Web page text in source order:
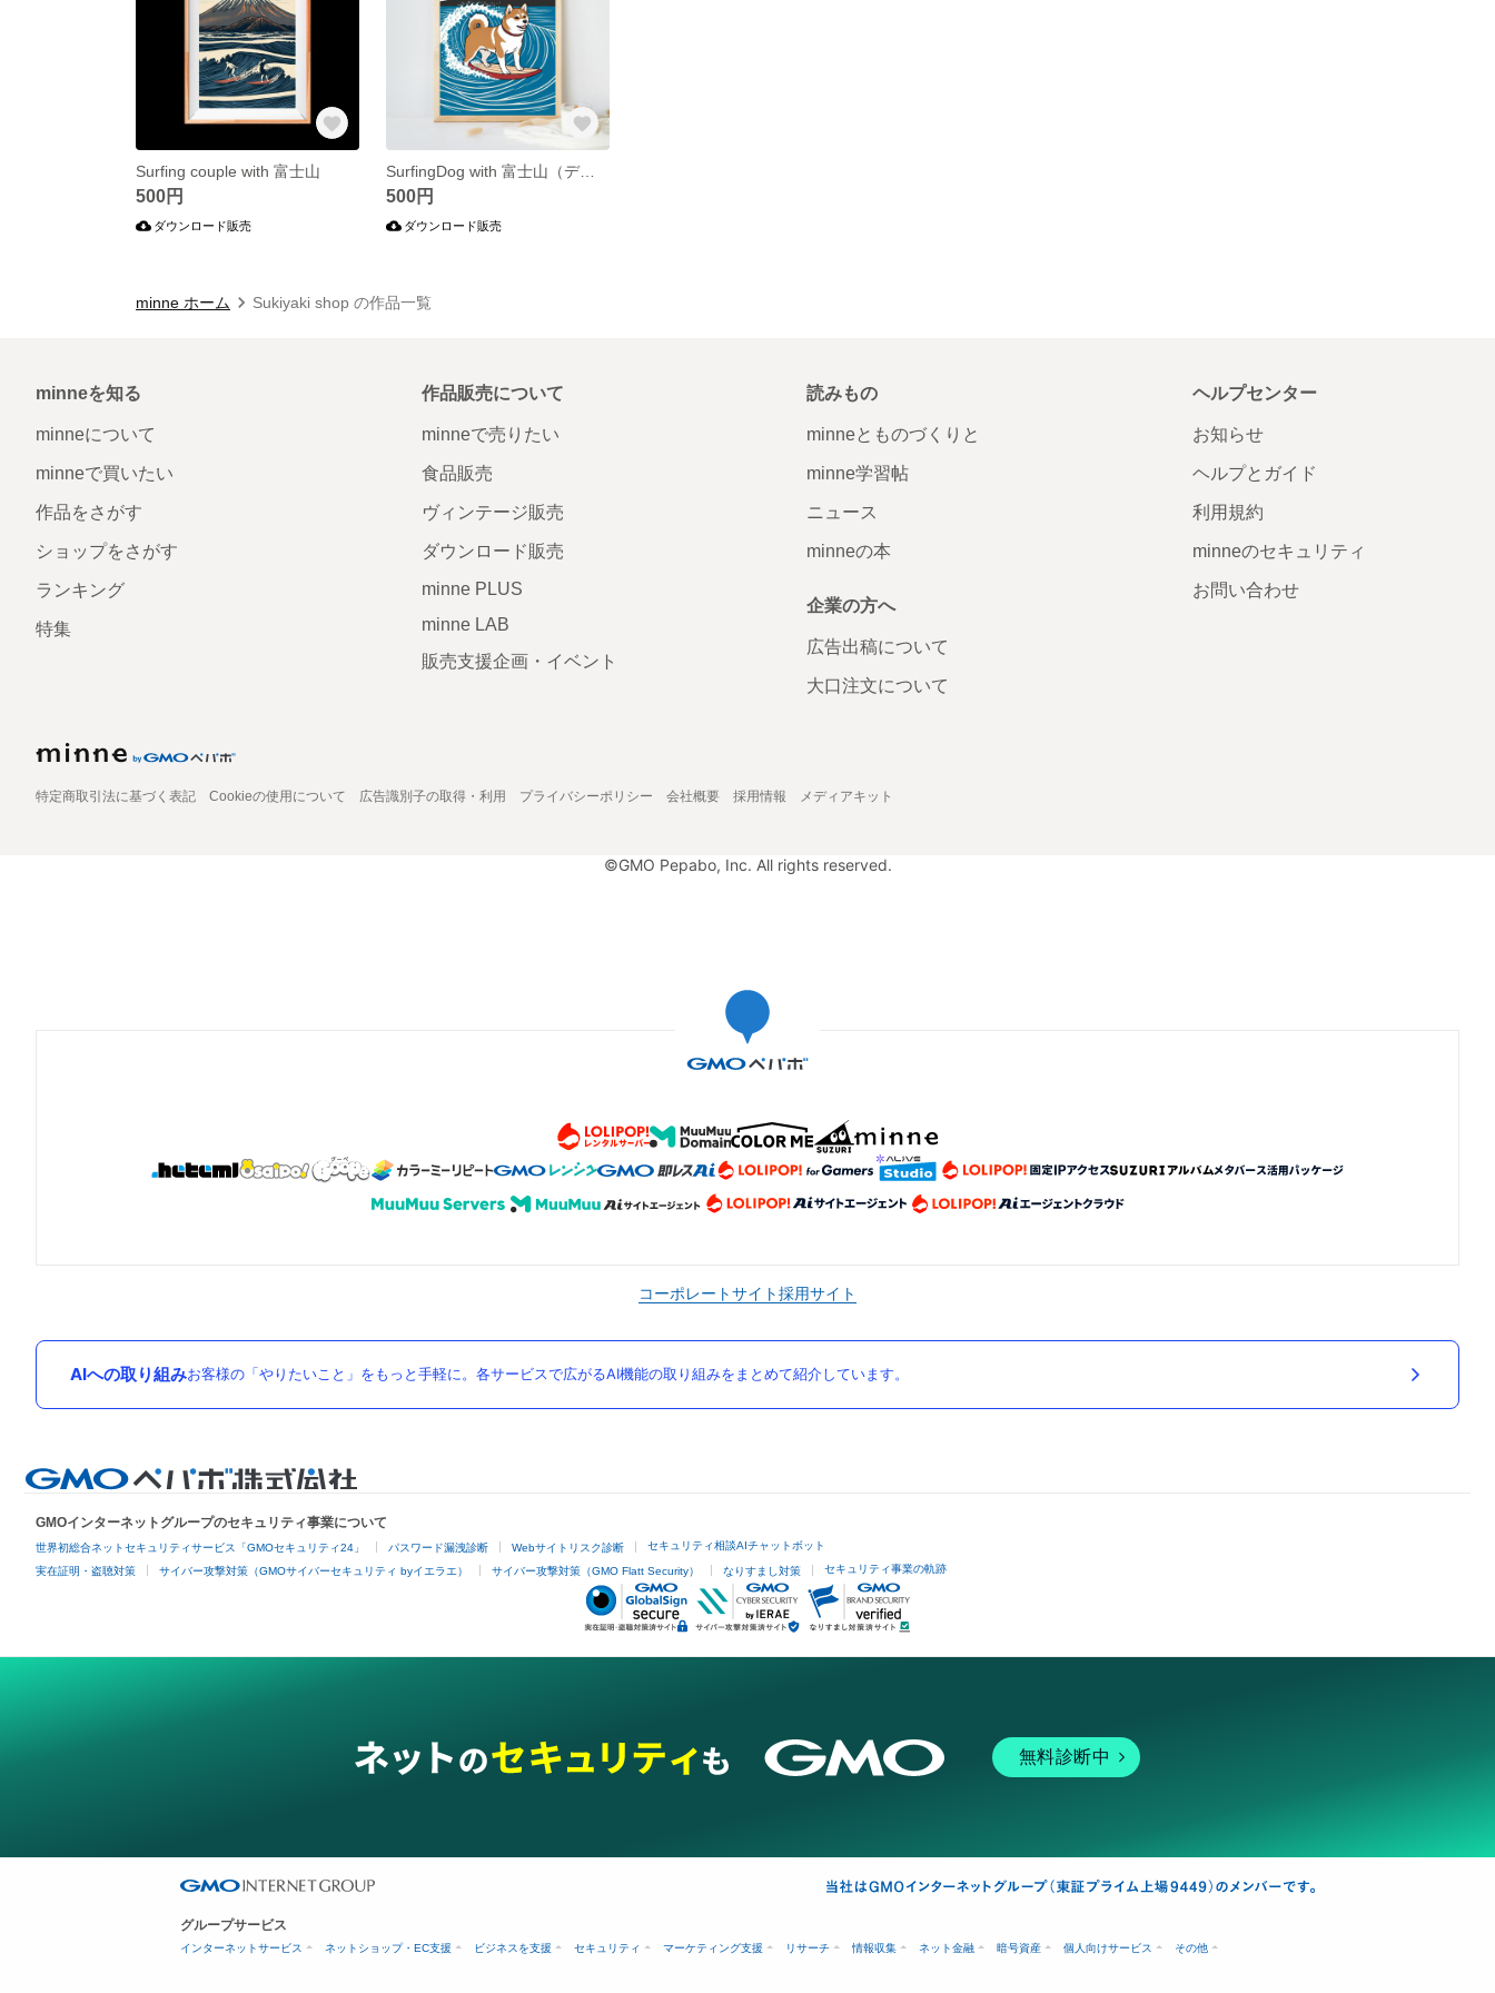
Surfing couple with 富士山
500円
ダウンロード販売
SurfingDog with 富士山（データ販売)
500円
ダウンロード販売
minne ホーム Sukiyaki shop の作品一覧
minneを知る
minneについて
minneで買いたい
作品をさがす
ショップをさがす
ランキング
特集
作品販売について
minneで売りたい
食品販売
ヴィンテージ販売
ダウンロード販売
minne PLUS
minne LAB
販売支援企画・イベント
読みもの
minneとものづくりと
minne学習帖
ニュース
minneの本
企業の方へ
広告出稿について
大口注文について
ヘルプセンター
お知らせ
ヘルプとガイド
利用規約
minneのセキュリティ
お問い合わせ
特定商取引法に基づく表記 Cookieの使用について 広告識別子の取得・利用 プライバシーポリシー 会社概要 採用情報 メディアキット
©GMO Pepabo, Inc. All rights reserved.
コーポレートサイト採用サイト
AIへの取り組みお客様の「やりたいこと」をもっと手軽に。各サービスで広がるAI機能の取り組みをまとめて紹介しています。
GMOインターネットグループのセキュリティ事業について
世界初総合ネットセキュリティサービス「GMOセキュリティ24」 パスワード漏洩診断 Webサイトリスク診断 セキュリティ相談AIチャットボット
実在証明・盗聴対策 サイバー攻撃対策（GMOサイバーセキュリティ byイエラエ） サイバー攻撃対策（GMO Flatt Security） なりすまし対策 セキュリティ事業の軌跡
無料診断中
グループサービス
インターネットサービス ネットショップ・EC支援 ビジネスを支援 セキュリティ マーケティング支援 リサーチ 情報収集 ネット金融 暗号資産 個人向けサービス その他